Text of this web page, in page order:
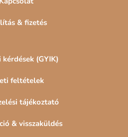
& fizetés
(GYIK)
feltételek
tájékoztató
& visszaküldés